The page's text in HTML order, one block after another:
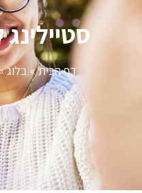
דף הבית»בלוג